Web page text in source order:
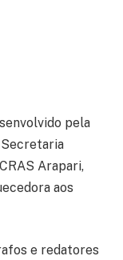
pela
Arapari,
aos
e redatores